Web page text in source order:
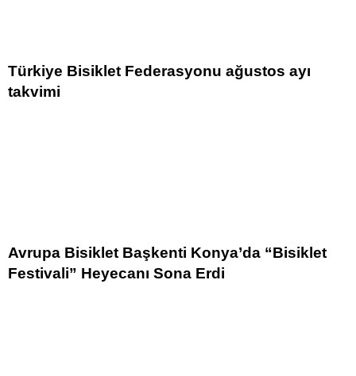
Türkiye Bisiklet Federasyonu ağustos ayı
takvimi
Avrupa Bisiklet Başkenti Konya’da “Bisiklet
Festivali” Heyecanı Sona Erdi